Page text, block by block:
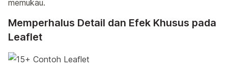
memukau.
Memperhalus Detail dan Efek Khusus pada
Leaflet